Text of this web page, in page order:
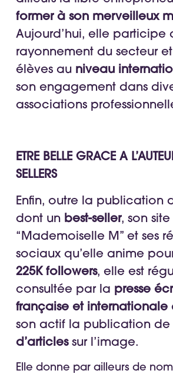
former à son merveilleux
Aujourd’hui, elle participe
rayonnement du secteur
élèves au niveau
son engagement dans
associations
ETRE BELLE GRACE A
SELLERS
Enfin, outre la publication
dont un best-seller, son site
“Mademoiselle M” et ses
sociaux qu’elle anime
225K followers, elle est
consultée par la presse
française et internationale
son actif la publication de
d’articlessur l’image.
Elle donne par ailleurs de